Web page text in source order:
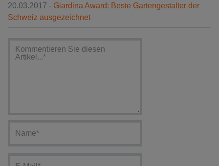
20.03.2017 - Giardina Award: Beste Gartengestalter der
Schweiz ausgezeichnet